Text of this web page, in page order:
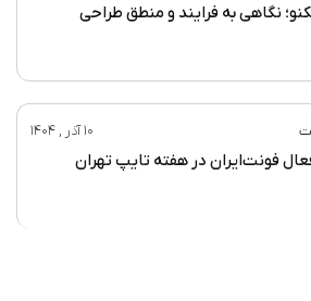
نگاهی به فرایند و منطق طراحی
10 آذر , 1404
فونت‌ایران در هفته تایپ تهران